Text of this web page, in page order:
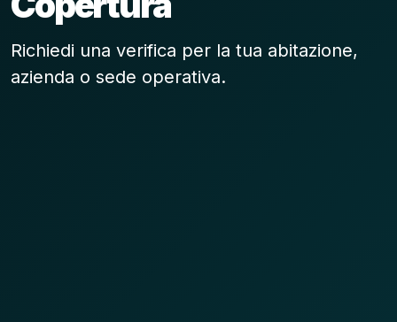
Richiedi una verifica per la tua abitazione,
azienda o sede operativa.